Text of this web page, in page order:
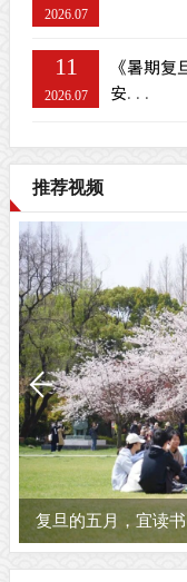
2026.07
11
2026.07
《暑期复
安...
推荐视频
复旦的五月，宜读书